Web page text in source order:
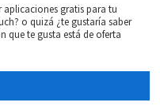
aplicaciones gratis para tu
o quizá ¿te gustaría saber
que te gusta está de oferta